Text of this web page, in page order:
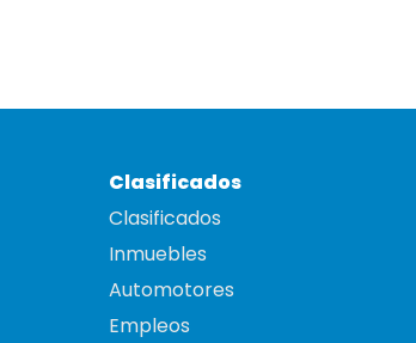
Clasificados
Clasificados
Inmuebles
Automotores
Empleos